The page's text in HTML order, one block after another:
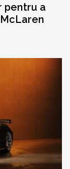
pentru a